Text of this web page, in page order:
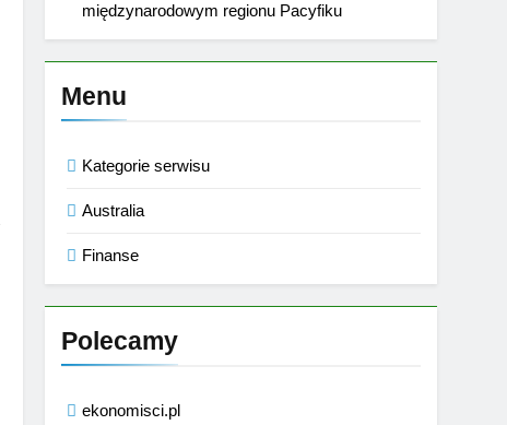
międzynarodowym regionu Pacyfiku
Menu
Kategorie serwisu
Australia
Finanse
Polecamy
ekonomisci.pl